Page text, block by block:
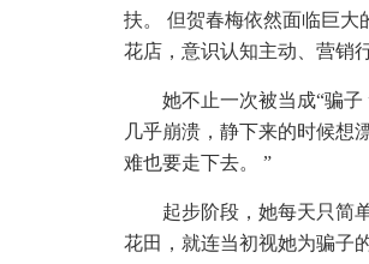
扶。 但贺春梅依然面临巨大
花店，意识认知主动、营销
她不止一次被当成“骗
几乎崩溃，静下来的时候想
难也要走下去。 ”
起步阶段，她每天只简
花田，就连当初视她为骗子